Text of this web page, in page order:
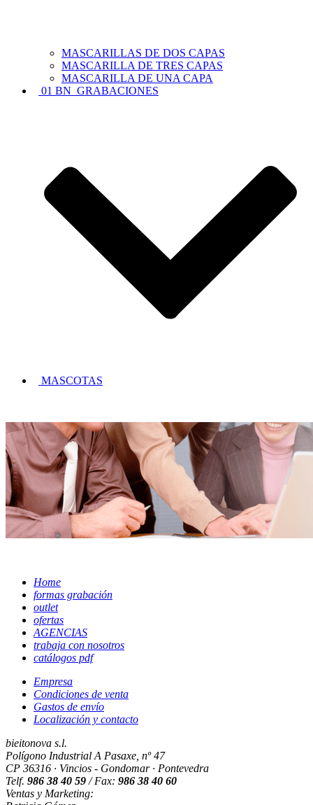
MASCARILLAS DE DOS CAPAS
MASCARILLA DE TRES CAPAS
MASCARILLA DE UNA CAPA
01 BN_GRABACIONES
MASCOTAS
Home
formas grabación
outlet
ofertas
AGENCIAS
trabaja con nosotros
catálogos pdf
Empresa
Condiciones de venta
Gastos de envío
Localización y contacto
bieitonova s.l.
Polígono Industrial A Pasaxe, nº 47
CP 36316 · Vincios - Gondomar · Pontevedra
Telf. 986 38 40 59 / Fax: 986 38 40 60
Ventas y Marketing: